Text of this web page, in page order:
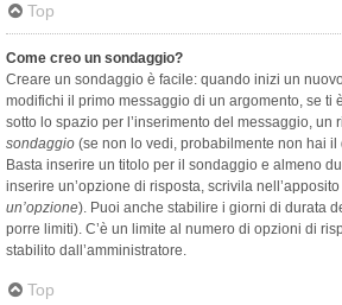
Top
Come creo un sondaggio?
Creare un sondaggio è facile: quando inizi un
modifichi il primo messaggio di un argomento, se ti
sotto lo spazio per l’inserimento del messaggio, un
sondaggio (se non lo vedi, probabilmente non hai
Basta inserire un titolo per il sondaggio e almeno
inserire un’opzione di risposta, scrivila
un’opzione). Puoi anche stabilire i giorni di durata
porre limiti). C’è un limite al numero di opzioni di
stabilito dall’amministratore.
Top